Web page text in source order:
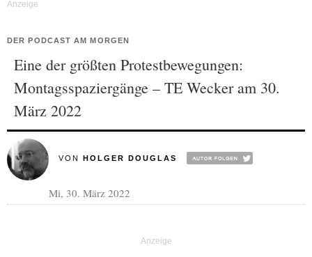
DER PODCAST AM MORGEN
Eine der größten Protestbewegungen:
Montagsspaziergänge – TE Wecker am 30.
März 2022
VON HOLGER DOUGLAS
Mi, 30. März 2022